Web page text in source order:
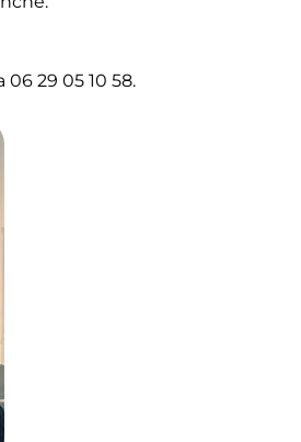
29 05 10 58.